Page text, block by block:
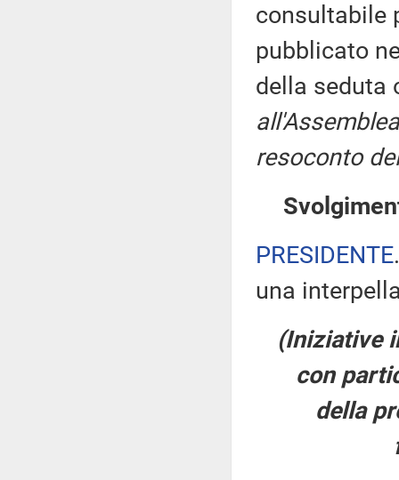
consultabile
pubblicato
della seduta
resoconto
PRESIDENTE
una
(Iniziative
con
della